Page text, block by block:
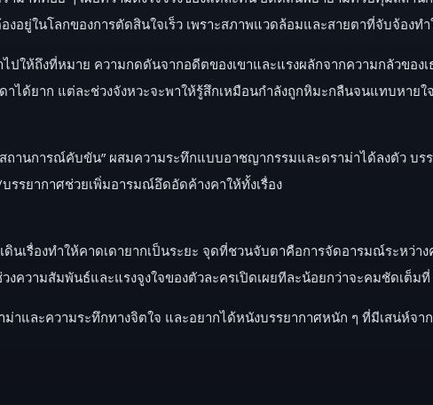
ยู่ในโลกของการตัดสินใจเร็ว เพราะสภาพแวดล้อมและสายตาที่จับจ้องทำ
ปให้ถึงที่หมาย ความกดดันจากอดีตของเขาและแรงผลักจากความกลัวของ
าได้ยาก แต่ละช่วงจังหวะจะพาให้รู้สึกเหมือนกำลังถูกหิมะกลืนจนแทบหายใ
สถานการณ์คับขัน” ผสมความระทึกแบบอาชญากรรมและดราม่าได้ลงตัว บ
รรยากาศช่วยเพิ่มอารมณ์อึดอัดค้างคาให้ทั้งเรื่อง
นเรื่องทำให้คาดเดายากเป็นระยะ จุดที่ชวนจับตาคือการจัดอารมณ์ระหว่
ความสัมพันธ์และแรงจูงใจของตัวละครเปิดเผยทีละน้อยกว่าจะคมชัดเต็มที่
และความระทึกทางจิตใจ และอยากได้หนังบรรยากาศหนัก ๆ ที่มีเสน่ห์จา